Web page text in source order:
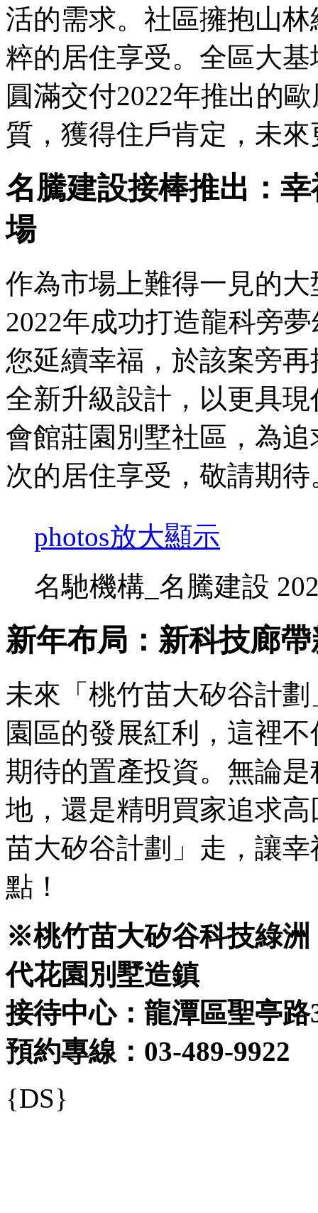
活的需求。社區擁抱山
粹的居住享受。全區大
圓滿交付2022年推出的
質，獲得住戶肯定，未
名騰建設接棒推出：
場
作為市場上難得一見的
2022年成功打造龍科旁
您延續幸福，於該案旁
全新升級設計，以更具
會館莊園別墅社區，為
次的居住享受，敬請期待
photos放大顯示
名馳機構_名騰建設
新年布局：新科技廊
未來「桃竹苗大矽谷計
園區的發展紅利，這裡
期待的置產投資。無論
地，還是精明買家追求
苗大矽谷計劃」走，讓
點！
※桃竹苗大矽谷科技綠洲
代花園別墅造鎮
接待中心：龍潭區聖亭路
預約專線：03-489-9922
{DS}